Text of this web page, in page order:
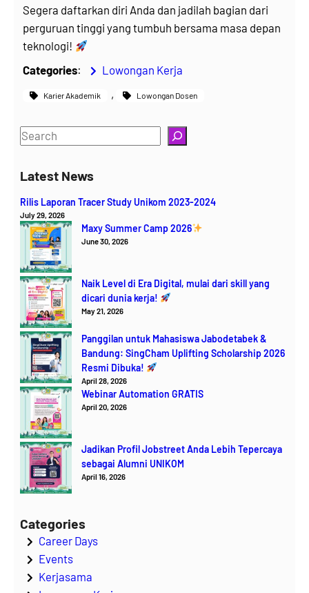
Segera daftarkan diri Anda dan jadilah bagian dari
perguruan tinggi yang tumbuh bersama masa depan
teknologi!
Categories: Lowongan Kerja
Karier Akademik , Lowongan Dosen
S
a
c
h
Latest News
Rilis Laporan Tracer Study Unikom 2023-2024
July 29, 2026
Maxy Summer Camp 2026
June 30, 2026
Naik Level di Era Digital, mulai dari skill yang
dicari dunia kerja!
May 21, 2026
Panggilan untuk Mahasiswa Jabodetabek &
Bandung: SingCham Uplifting Scholarship 2026
Resmi Dibuka!
April 28, 2026
Webinar Automation GRATIS
April 20, 2026
Jadikan Profil Jobstreet Anda Lebih Tepercaya
sebagai Alumni UNIKOM
April 16, 2026
Categories
Career Days
Events
Kerjasama